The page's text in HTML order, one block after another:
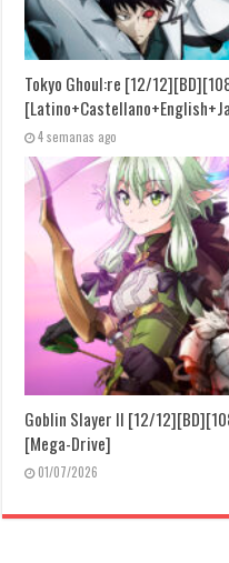
Tokyo Ghoul:re [12/
4 semanas ago
Goblin Slayer II [12/
[Mega-Drive]
01/07/2026